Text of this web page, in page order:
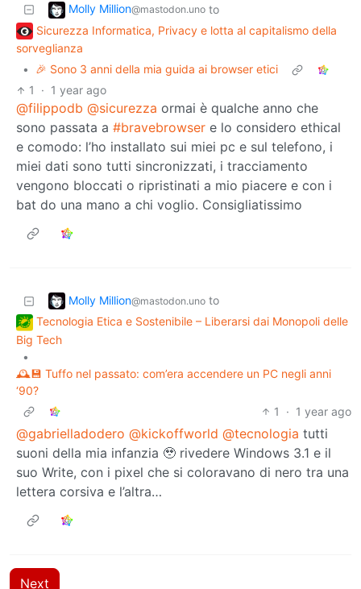
Molly Million@mastodon.uno to
Sicurezza Informatica, Privacy e lotta al capitalismo della
sorveglianza
•
🎉 Sono 3 anni della mia guida ai browser etici
1
· 1 year ago
@filippodb @sicurezza ormai è qualche anno che
sono passata a #bravebrowser e lo considero ethical
e comodo: l’ho installato sui miei pc e sul telefono, i
miei dati sono tutti sincronizzati, i tracciamento
vengono bloccati o ripristinati a mio piacere e con i
bat do una mano a chi voglio. Consigliatissimo
Molly Million@mastodon.uno to
Tecnologia Etica e Sostenibile – Liberarsi dai Monopoli delle
Big Tech
•
🕰️💾 Tuffo nel passato: com’era accendere un PC negli anni
‘90?
1
· 1 year ago
@gabrielladodero @kickoffworld @tecnologia tutti
suoni della mia infanzia 🥹 rivedere Windows 3.1 e il
suo Write, con i pixel che si coloravano di nero tra una
lettera corsiva e l’altra…
Next